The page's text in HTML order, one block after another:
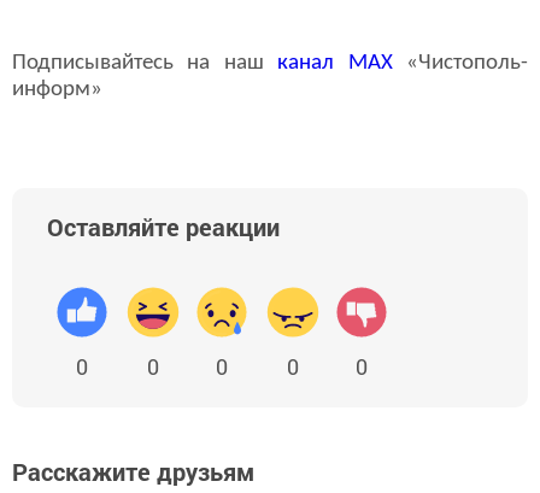
Подписывайтесь на наш канал MAX«Чистополь-
информ»
Оставляйте реакции
0 0 0 0 0
Расскажите друзьям